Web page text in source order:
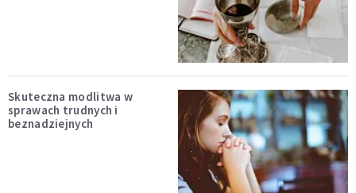
Skuteczna modlitwa w
sprawach trudnych i
beznadziejnych